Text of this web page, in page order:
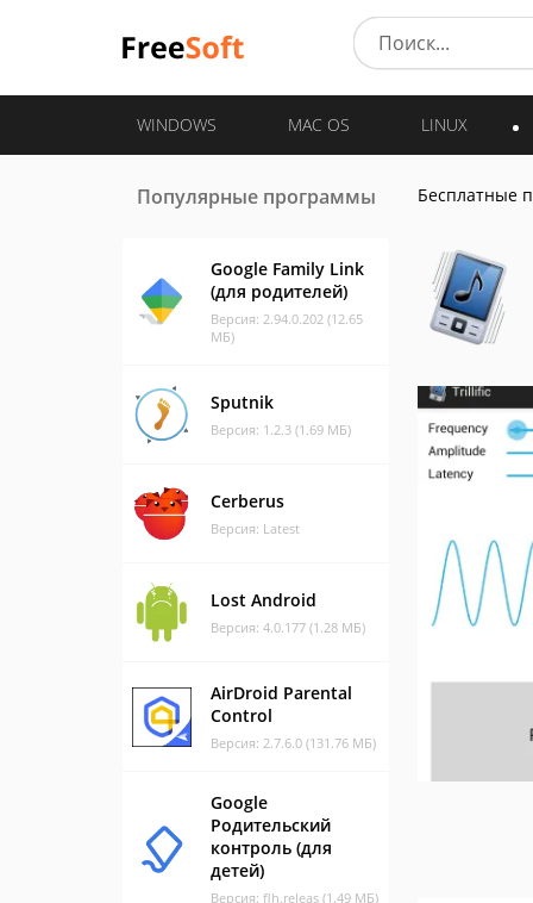
WINDOWS MAC OS LINUX
Популярные программы
Google Family Link
(для родителей)
Версия: 2.94.0.202 (12.65
МБ)
Sputnik
Версия: 1.2.3 (1.69 МБ)
Cerberus
Версия: Latest
Lost Android
Версия: 4.0.177 (1.28 МБ)
AirDroid Parental
Control
Версия: 2.7.6.0 (131.76 МБ)
Google
Родительский
контроль (для
детей)
Версия: flh.releas (1.49 МБ)
Бесплатные